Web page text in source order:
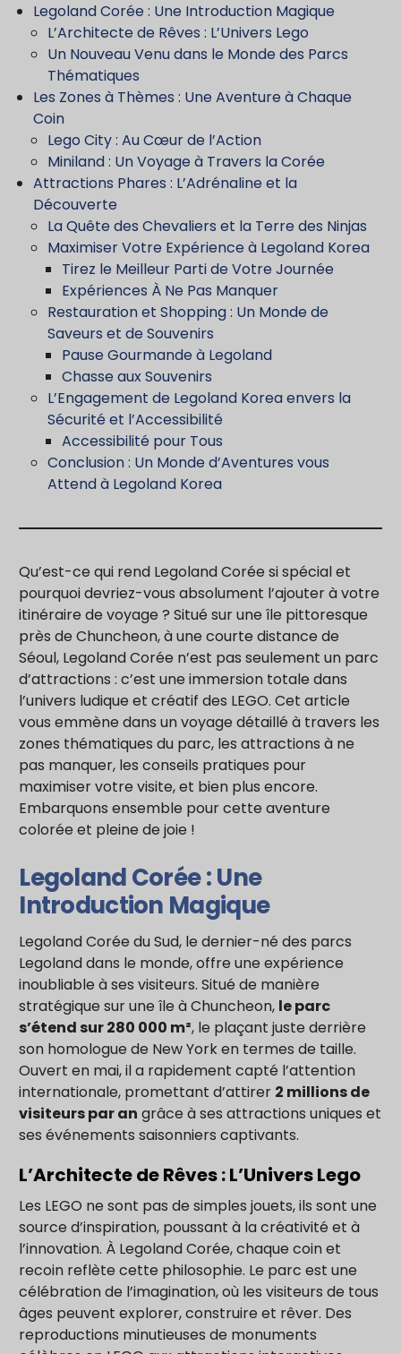
Legoland Corée : Une Introduction Magique
L’Architecte de Rêves : L’Univers Lego
Un Nouveau Venu dans le Monde des Parcs
Thématiques
Les Zones à Thèmes : Une Aventure à Chaque
Coin
Lego City : Au Cœur de l’Action
Miniland : Un Voyage à Travers la Corée
Attractions Phares : L’Adrénaline et la
Découverte
La Quête des Chevaliers et la Terre des Ninjas
Maximiser Votre Expérience à Legoland Korea
Tirez le Meilleur Parti de Votre Journée
Expériences À Ne Pas Manquer
Restauration et Shopping : Un Monde de
Saveurs et de Souvenirs
Pause Gourmande à Legoland
Chasse aux Souvenirs
L’Engagement de Legoland Korea envers la
Sécurité et l’Accessibilité
Accessibilité pour Tous
Conclusion : Un Monde d’Aventures vous
Attend à Legoland Korea
Qu’est-ce qui rend Legoland Corée si spécial et
pourquoi devriez-vous absolument l’ajouter à votre
itinéraire de voyage ? Situé sur une île pittoresque
près de Chuncheon, à une courte distance de
Séoul, Legoland Corée n’est pas seulement un parc
d’attractions : c’est une immersion totale dans
l’univers ludique et créatif des LEGO. Cet article
vous emmène dans un voyage détaillé à travers les
zones thématiques du parc, les attractions à ne
pas manquer, les conseils pratiques pour
maximiser votre visite, et bien plus encore.
Embarquons ensemble pour cette aventure
colorée et pleine de joie !
Legoland Corée : Une
Introduction Magique
Legoland Corée du Sud, le dernier-né des parcs
Legoland dans le monde, offre une expérience
inoubliable à ses visiteurs. Situé de manière
stratégique sur une île à Chuncheon, le parc
s’étend sur 280 000 m², le plaçant juste derrière
son homologue de New York en termes de taille.
Ouvert en mai, il a rapidement capté l’attention
internationale, promettant d’attirer 2 millions de
visiteurs par an grâce à ses attractions uniques et
ses événements saisonniers captivants.
L’Architecte de Rêves : L’Univers Lego
Les LEGO ne sont pas de simples jouets, ils sont une
source d’inspiration, poussant à la créativité et à
l’innovation. À Legoland Corée, chaque coin et
recoin reflète cette philosophie. Le parc est une
célébration de l’imagination, où les visiteurs de tous
âges peuvent explorer, construire et rêver. Des
reproductions minutieuses de monuments